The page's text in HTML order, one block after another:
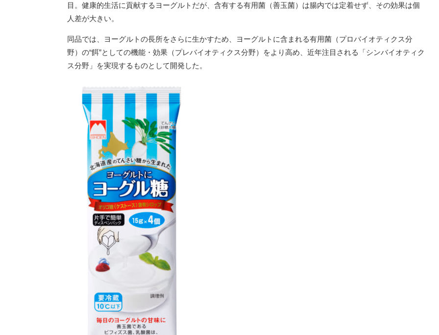
目。健康的生活に貢献するヨーグルトだが、含有する有用菌（善玉菌）は腸内では定着せず、その効果は個
人差が大きい。
同品では、ヨーグルトの長所をさらに生かすため、ヨーグルトに含まれる有用菌（プロバイオティクス分
野）の“餌”としての機能・効果（プレバイオティクス分野）をより高め、近年注目される「シンバイオティク
ス分野」を実現するものとして開発した。